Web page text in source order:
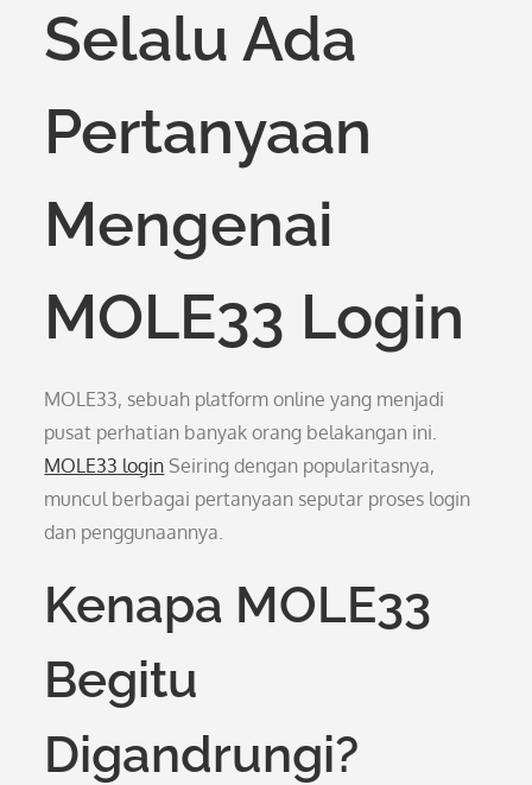
Selalu Ada
Pertanyaan
Mengenai
MOLE33 Login
MOLE33, sebuah platform online yang menjadi
pusat perhatian banyak orang belakangan ini.
MOLE33 login Seiring dengan popularitasnya,
muncul berbagai pertanyaan seputar proses login
dan penggunaannya.
Kenapa MOLE33
Begitu
Digandrungi?